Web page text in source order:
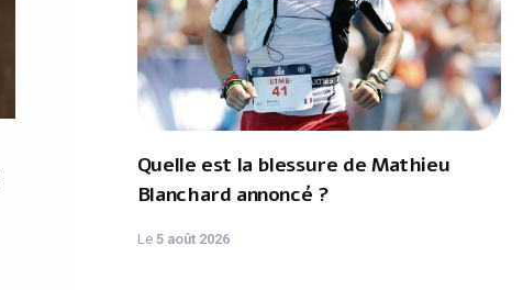
Quelle est la blessure de Mathieu
Blanchard annoncé ?
Le 5 août 2026